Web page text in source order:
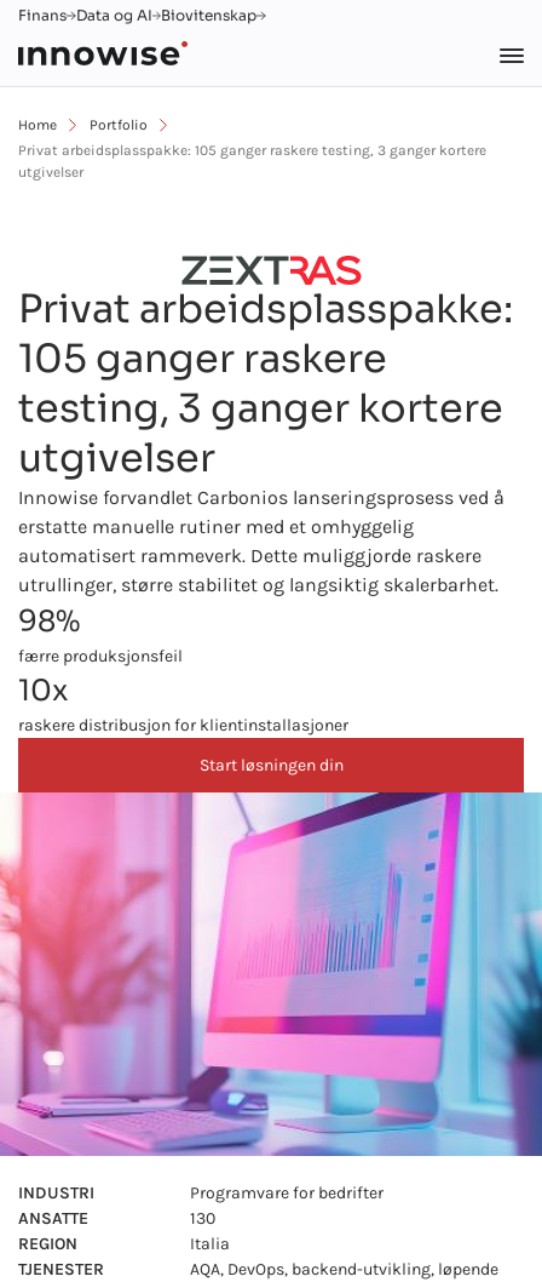
Finans Data og AI Biovitenskap
Home
Portfolio
Privat arbeidsplasspakke: 105 ganger raskere testing, 3 ganger kortere
utgivelser
Privat arbeidsplasspakke:
105 ganger raskere
testing, 3 ganger kortere
utgivelser
Innowise forvandlet Carbonios lanseringsprosess ved å
erstatte manuelle rutiner med et omhyggelig
automatisert rammeverk. Dette muliggjorde raskere
utrullinger, større stabilitet og langsiktig skalerbarhet.
98%
færre produksjonsfeil
10x
raskere distribusjon for klientinstallasjoner
Start løsningen din
INDUSTRI
Programvare for bedrifter
ANSATTE
130
REGION
Italia
TJENESTER
AQA, DevOps, backend-utvikling, løpende